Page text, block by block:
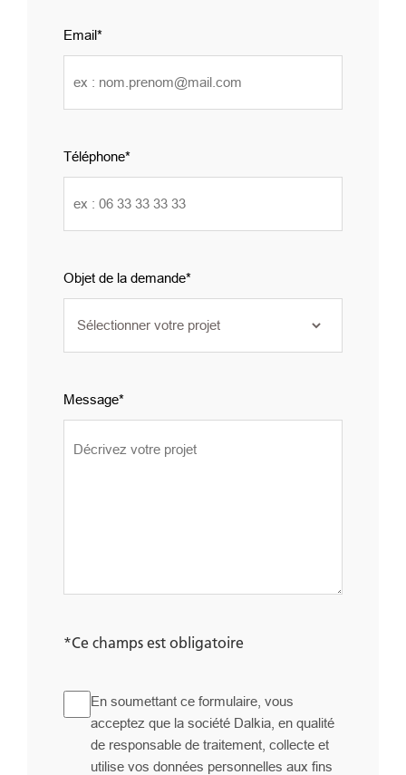
Email
Téléphone
Objet de la demande
Message
*Ce champs est obligatoire
En soumettant ce formulaire, vous
acceptez que la société Dalkia, en qualité
de responsable de traitement, collecte et
utilise vos données personnelles aux fins